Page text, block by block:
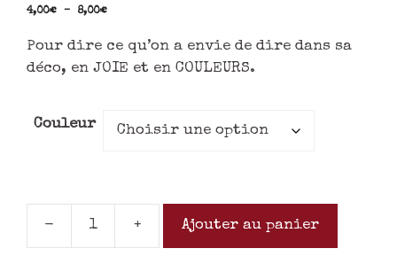
4,00€ – 8,00€
Pour dire ce qu’on a envie de dire dans sa
déco, en JOIE et en COULEURS.
Couleur
- + Ajouter au panier